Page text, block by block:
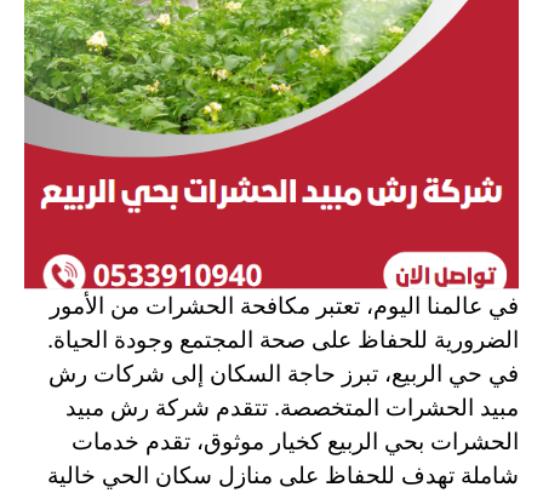
في عالمنا اليوم، تعتبر مكافحة الحشرات من الأمور
الضرورية للحفاظ على صحة المجتمع وجودة الحياة.
في حي الربيع، تبرز حاجة السكان إلى شركات رش
مبيد الحشرات المتخصصة. تتقدم شركة رش مبيد
الحشرات بحي الربيع كخيار موثوق، تقدم خدمات
شاملة تهدف للحفاظ على منازل سكان الحي خالية